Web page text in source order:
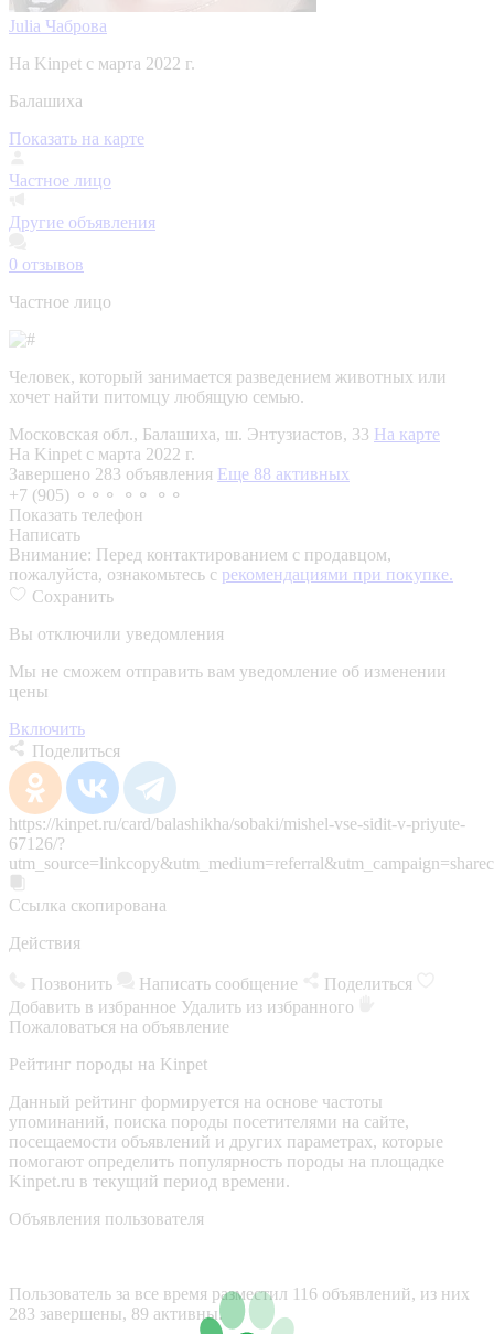
Julia Чаброва
На Kinpet c марта 2022 г.
Балашиха
Показать на карте
Частное лицо
Другие объявления
0 отзывов
Частное лицо
Человек, который занимается разведением животных или
хочет найти питомцу любящую семью.
Московская обл., Балашиха, ш. Энтузиастов, 33 На карте
На Kinpet c марта 2022 г.
Завершено 283 объявления Еще 88 активных
+7 (905) ⚬⚬⚬ ⚬⚬ ⚬⚬
Показать телефон
Написать
Внимание: Перед контактированием с продавцом,
пожалуйста, ознакомьтесь с рекомендациями при покупке.
Сохранить
Вы отключили уведомления
Мы не сможем отправить вам уведомление об изменении
цены
Включить
Поделиться
https://kinpet.ru/card/balashikha/sobaki/mishel-vse-sidit-v-priyute-
67126/?
Ссылка скопирована
Действия
Позвонить Написать сообщение
Поделиться
Добавить в избранное Удалить из избранного
Пожаловаться на объявление
Рейтинг породы на Kinpet
Данный рейтинг формируется на основе частоты
упоминаний, поиска породы посетителями на сайте,
посещаемости объявлений и других параметрах, которые
помогают определить популярность породы на площадке
Kinpet.ru в текущий период времени.
Объявления пользователя
Пользователь за все время разместил 116 объявлений, из них
283 завершены, 89 активны.